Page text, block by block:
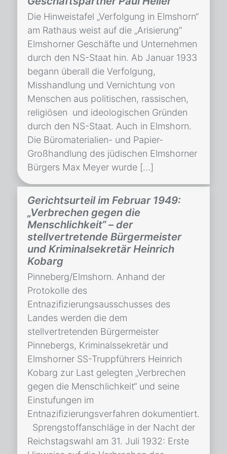
Die Hinweistafel „Verfolgung in Elmshorn“
am Rathaus weist auf die „Arisierung“
Elmshorner Geschäfte und Unternehmen
durch den NS-Staat hin. Ab Januar 1933
begann überall die Verfolgung,
Misshandlung und Vernichtung von
Menschen aus politischen, rassischen,
religiösen und ideologischen Gründen
durch den NS-Staat. Auch in Elmshorn.
Die Büromaterialien- und Papier-
Großhandlung des jüdischen Elmshorner
Bürgers Max Meyer wurde […]
Gerichtsurteil im Februar 1949:
„Verbrechen gegen die
Menschlichkeit“ – der
stellvertretende Bürgermeister
und Kriminalsekretär Heinrich
Kobarg
Pinneberg/Elmshorn. Anhand der
Protokolle des
Entnazifizierungsausschusses des
Landes werden die dem
stellvertretenden Bürgermeister
Pinnebergs, Kriminalssekretär und
Elmshorner SS-Truppführers Heinrich
Kobarg zur Last gelegten „Verbrechen
gegen die Menschlichkeit“ und seine
Einstufungen im
Entnazifizierungsverfahren dokumentiert.
Sprengstoffanschläge in der Nacht der
Reichstagswahl am 31. Juli 1932: Erste